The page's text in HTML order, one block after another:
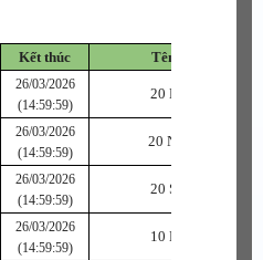
Kết thúc Tên vật phẩm
26/03/2026
(14:59:59)
20 Khí Ngọc C
26/03/2026
(14:59:59)
20 Ngự Ngọc C
26/03/2026
(14:59:59)
20 Sức Ngọc C
26/03/2026
(14:59:59)
10 Khí Ngọc B